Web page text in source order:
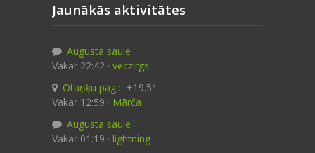
Jaunākās aktivitātes
Augusta saule
Vakar 22:42 · veczirgs
Otaņķu pag.: +19.5°
Vakar 12:59 · Mārča
Augusta saule
Vakar 01:19 · lightning